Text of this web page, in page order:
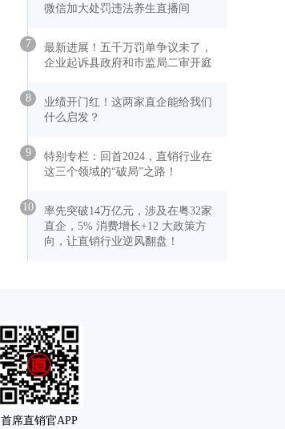
微信加大处罚违法养生直播间
7
最新进展！五千万罚单争议未了，
企业起诉县政府和市监局二审开庭
8
业绩开门红！这两家直企能给我们
什么启发？
9
特别专栏：回首2024，直销行业在
这三个领域的“破局”之路！
10
率先突破14万亿元，涉及在粤32家
直企，5% 消费增长+12 大政策方
向，让直销行业逆风翻盘！
首席直销官APP